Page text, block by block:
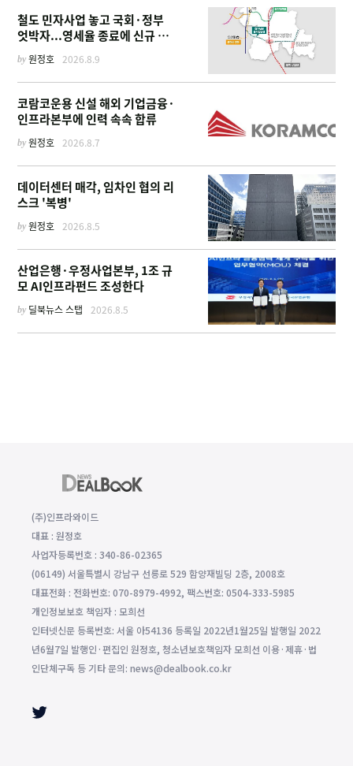
철도 민자사업 놓고 국회·정부
엇박자...영세율 종료에 신규 사
업 '비상'
by원정호 2026.8.9
코람코운용 신설 해외 기업금융·
인프라본부에 인력 속속 합류
by원정호 2026.8.7
데이터센터 매각, 임차인 협의 리
스크 '복병'
by원정호 2026.8.5
산업은행·우정사업본부, 1조 규
모 AI인프라펀드 조성한다
by 딜북뉴스 스탭 2026.8.5
(주)인프라와이드
대표 : 원정호
사업자등록번호 : 340-86-02365
(06149) 서울특별시 강남구 선릉로 529 함양재빌딩 2층, 2008호
대표전화 : 전화번호: 070-8979-4992, 팩스번호: 0504-333-5985
개인정보보호 책임자 : 모희선
인터넷신문 등록번호: 서울 아54136 등록일 2022년1월25일 발행일 2022
년6월7일 발행인·편집인 원정호, 청소년보호책임자 모희선 이용·제휴·법
인단체구독 등 기타 문의: news@dealbook.co.kr